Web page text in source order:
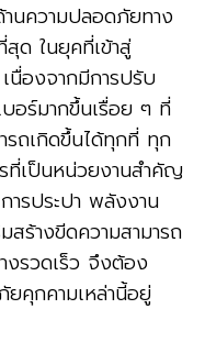
นความปลอดภัยทาง
ด ในยุคที่เข้าสู่
นื่องจากมีการปรับ
อร์มากขึ้นเรื่อย ๆ ที่
รถเกิดขึ้นได้ทุกที่ ทุก
ที่เป็นหน่วยงานสำคัญ
รประปา พลังงาน
ร้างขีดความสามารถ
งรวดเร็ว จึงต้อง
คุกคามเหล่านี้อยู่